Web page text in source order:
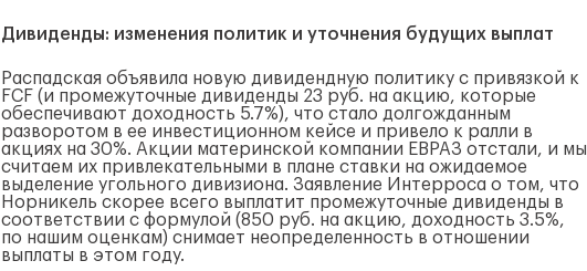
Дивиденды: изменения политик и уточнения будущих выплат
Распадская объявила новую дивидендную политику с привязкой к
FCF (и промежуточные дивиденды 23 руб. на акцию, которые
обеспечивают доходность 5.7%), что стало долгожданным
разворотом в ее инвестиционном кейсе и привело к ралли в
акциях на 30%. Акции материнской компании ЕВРАЗ отстали, и мы
считаем их привлекательными в плане ставки на ожидаемое
выделение угольного дивизиона. Заявление Интерроса о том, что
Норникель скорее всего выплатит промежуточные дивиденды в
соответствии с формулой (850 руб. на акцию, доходность 3.5%,
по нашим оценкам) снимает неопределенность в отношении
выплаты в этом году.